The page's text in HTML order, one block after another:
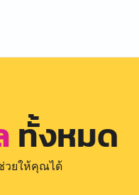
ทั้งหมด
วยให้คุณได้